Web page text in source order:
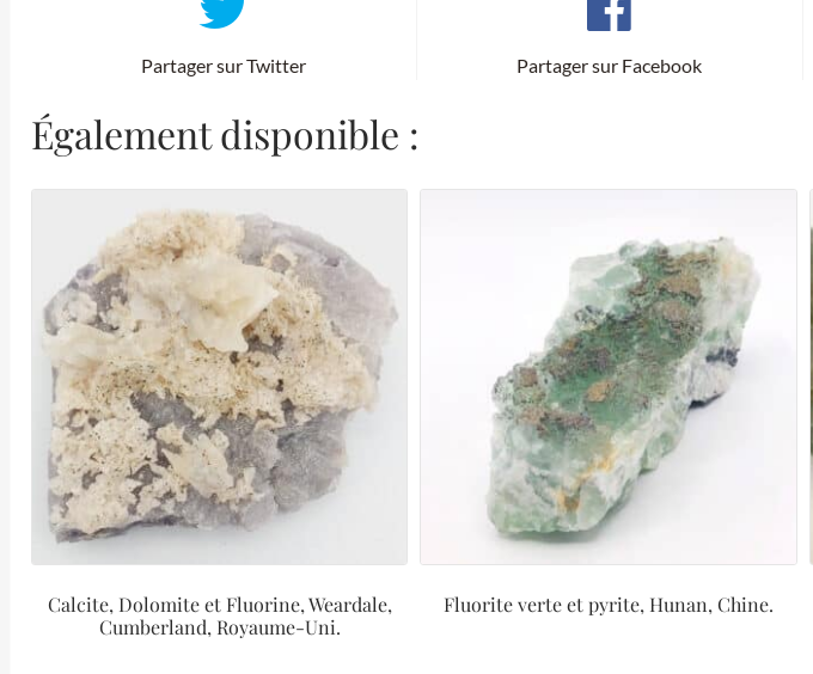
Partager sur Twitter Partager sur Facebook
Également disponible :
Calcite, Dolomite et Fluorine, Weardale,
Cumberland, Royaume-Uni.
Fluorite verte et pyrite, Hunan, Chine.